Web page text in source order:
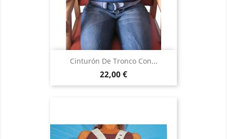
Cinturón De Tronco Con...
Precio
22,00 €